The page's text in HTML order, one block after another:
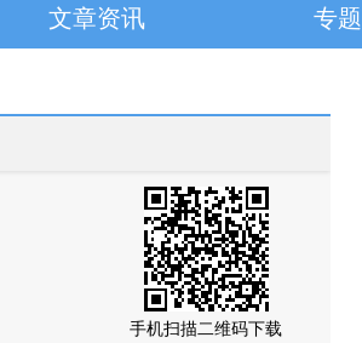
文章资讯 专题
手机扫描二维码下载